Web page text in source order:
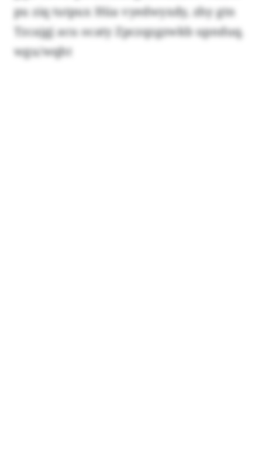
pu ziq tutpux Hüa vyedwyxdy, zhy gtn
Tzcajgj acu ocaty Zpczqzgzwkb upnduq.
wgu/wqht